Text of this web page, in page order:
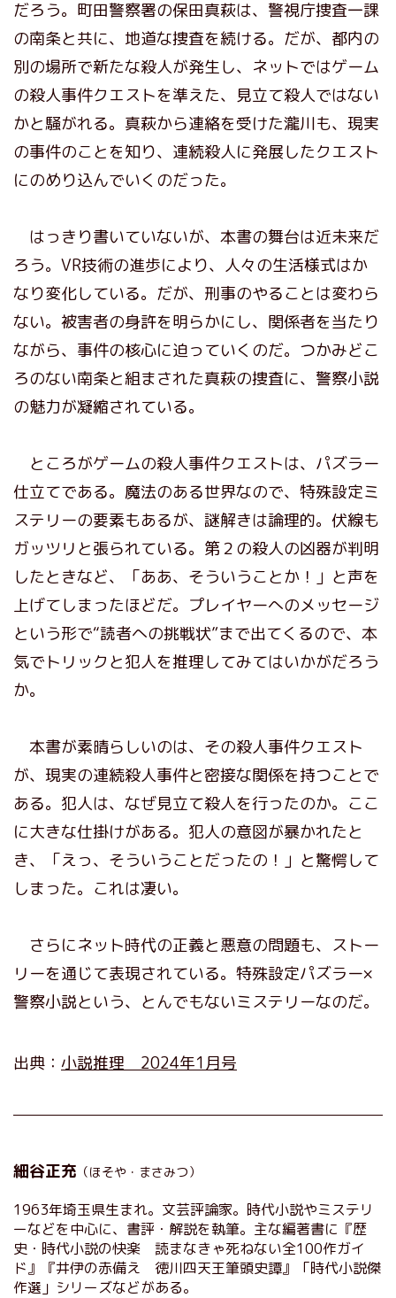
だろう。町田警察署の保田真萩は、警視庁捜査一課
の南条と共に、地道な捜査を続ける。だが、都内の
別の場所で新たな殺人が発生し、ネットではゲーム
の殺人事件クエストを準えた、見立て殺人ではない
かと騒がれる。真萩から連絡を受けた瀧川も、現実
の事件のことを知り、連続殺人に発展したクエスト
にのめり込んでいくのだった。
はっきり書いていないが、本書の舞台は近未来だ
ろう。VR技術の進歩により、人々の生活様式はか
なり変化している。だが、刑事のやることは変わら
ない。被害者の身許を明らかにし、関係者を当たり
ながら、事件の核心に迫っていくのだ。つかみどこ
ろのない南条と組まされた真萩の捜査に、警察小説
の魅力が凝縮されている。
ところがゲームの殺人事件クエストは、パズラー
仕立てである。魔法のある世界なので、特殊設定ミ
ステリーの要素もあるが、謎解きは論理的。伏線も
ガッツリと張られている。第２の殺人の凶器が判明
したときなど、「ああ、そういうことか！」と声を
上げてしまったほどだ。プレイヤーへのメッセージ
という形で“読者への挑戦状”まで出てくるので、本
気でトリックと犯人を推理してみてはいかがだろう
か。
本書が素晴らしいのは、その殺人事件クエスト
が、現実の連続殺人事件と密接な関係を持つことで
ある。犯人は、なぜ見立て殺人を行ったのか。ここ
に大きな仕掛けがある。犯人の意図が暴かれたと
き、「えっ、そういうことだったの！」と驚愕して
しまった。これは凄い。
さらにネット時代の正義と悪意の問題も、ストー
リーを通じて表現されている。特殊設定パズラー×
警察小説という、とんでもないミステリーなのだ。
出典： 小説推理 2024年1月号
細谷正充 （ほそや・まさみつ）
1963年埼玉県生まれ。文芸評論家。時代小説やミステリ
ーなどを中心に、書評・解説を執筆。主な編著書に『歴
史・時代小説の快楽 読まなきゃ死ねない全100作ガイ
ド』『井伊の赤備え 徳川四天王筆頭史譚』「時代小説傑
作選」シリーズなどがある。